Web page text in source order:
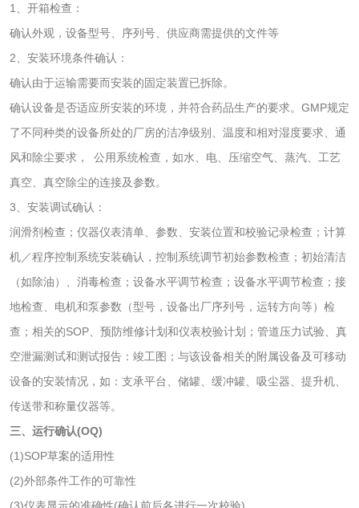
1、开箱检查：
确认外观，设备型号、序列号、供应商需提供的文件等
2、安装环境条件确认：
确认由于运输需要而安装的固定装置已拆除。
确认设备是否适应所安装的环境，并符合药品生产的要求。GMP规定
了不同种类的设备所处的厂房的洁净级别、温度和相对湿度要求、通
风和除尘要求， 公用系统检查，如水、电、压缩空气、蒸汽、工艺
真空、真空除尘的连接及参数。
3、安装调试确认：
润滑剂检查；仪器仪表清单、参数、安装位置和校验记录检查；计算
机／程序控制系统安装确认，控制系统调节初始参数检查；初始清洁
（如除油）、消毒检查；设备水平调节检查；设备水平调节检查；接
地检查、电机和泵参数（型号，设备出厂序列号，运转方向等）检
查；相关的SOP、预防维修计划和仪表校验计划；管道压力试验、真
空泄漏测试和测试报告：竣工图；与该设备相关的附属设备及可移动
设备的安装情况，如：支承平台、储罐、缓冲罐、吸尘器、提升机、
传送带和称量仪器等。
三、运行确认(OQ)
(1)SOP草案的适用性
(2)外部条件工作的可靠性
(3)仪表显示的准确性(确认前后各进行一次校验)
轻工杂货
电子烟检测 乳胶枕头检测
玩具微生物检测 玩具微生物挑战性
服饰鞋包
检测
AZO偶氮检测
童装检测
包装材料